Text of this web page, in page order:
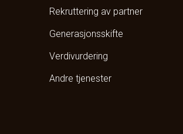
Rekruttering av partner
Generasjonsskifte
Verdivurdering
Andre tjenester